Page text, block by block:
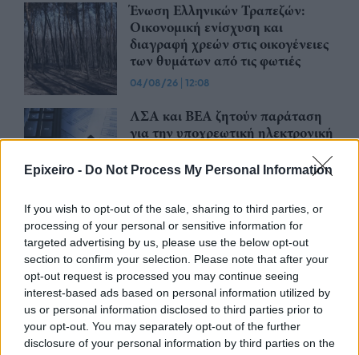
Epixeiro - Do Not Process My Personal Information
If you wish to opt-out of the sale, sharing to third parties, or
processing of your personal or sensitive information for
targeted advertising by us, please use the below opt-out
section to confirm your selection. Please note that after your
opt-out request is processed you may continue seeing
interest-based ads based on personal information utilized by
us or personal information disclosed to third parties prior to
your opt-out. You may separately opt-out of the further
disclosure of your personal information by third parties on the
Ένωση Ελληνικών Τραπεζών:
Οικονομική ενίσχυση και
διαγραφή χρεών στις οικογένειες
των θυμάτων από τις φωτιές
04/08/26 | 12:08
ΛΣΑ και ΒΕΑ ζητούν παράταση
για την υποχρεωτική ηλεκτρονική
μετάθεση εφαρμογής για το 2026
Συνάντηση με τον γεν.
γραμματέα Διαχείρισης
Αποβλήτων για τη διαχείριση του
Γυαλιού πραγματοποίησαν
ΓΣΕΒΕΕ και ΠΟΕΒΥ
03/08/26|14:07
Η νέα ευρωπαϊκή έκθεση για την